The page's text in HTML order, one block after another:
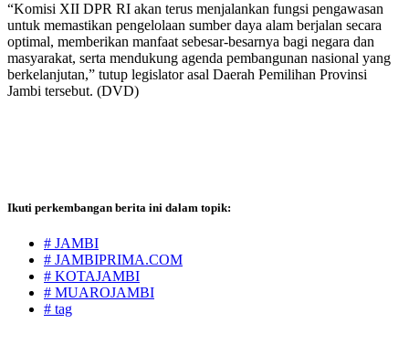
“Komisi XII DPR RI akan terus menjalankan fungsi pengawasan
untuk memastikan pengelolaan sumber daya alam berjalan secara
optimal, memberikan manfaat sebesar-besarnya bagi negara dan
masyarakat, serta mendukung agenda pembangunan nasional yang
berkelanjutan,” tutup legislator asal Daerah Pemilihan Provinsi
Jambi tersebut. (DVD)
Ikuti perkembangan berita ini dalam topik:
# JAMBI
# JAMBIPRIMA.COM
# KOTAJAMBI
# MUAROJAMBI
# tag